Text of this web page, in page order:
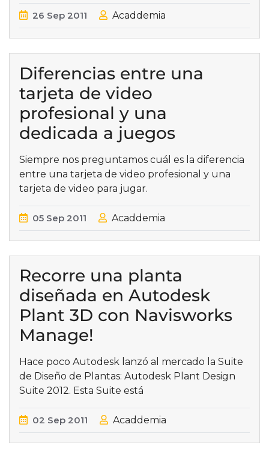
26 Sep 2011 Acaddemia
Diferencias entre una
tarjeta de video
profesional y una
dedicada a juegos
Siempre nos preguntamos cuál es la diferencia
entre una tarjeta de video profesional y una
tarjeta de video para jugar.
05 Sep 2011 Acaddemia
Recorre una planta
diseñada en Autodesk
Plant 3D con Navisworks
Manage!
Hace poco Autodesk lanzó al mercado la Suite
de Diseño de Plantas: Autodesk Plant Design
Suite 2012. Esta Suite está
02 Sep 2011 Acaddemia